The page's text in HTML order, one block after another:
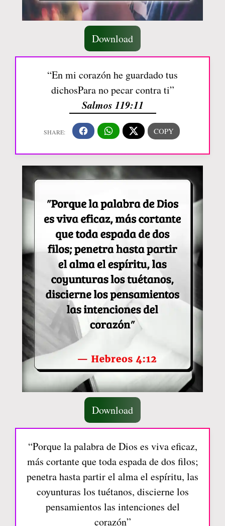
Download
“En mi corazón he guardado tus
dichosPara no pecar contra ti”
Salmos 119:11
Download
“Porque la palabra de Dios es viva eficaz,
más cortante que toda espada de dos filos;
penetra hasta partir el alma el espíritu, las
coyunturas los tuétanos, discierne los
pensamientos las intenciones del
corazón”